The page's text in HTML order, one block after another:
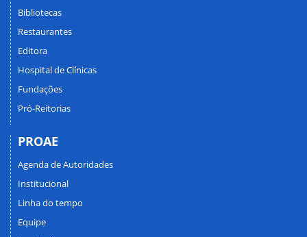
Bibliotecas
Restaurantes
Editora
Hospital de Clínicas
Fundações
Pró-Reitorias
PROAE
Agenda de Autoridades
Institucional
Linha do tempo
Equipe